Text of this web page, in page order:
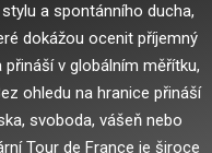
a spontánního ducha,
dokážou ocenit příjemný
v globálním měřítku,
ohledu na hranice přináší
svoboda, vášeň nebo
Tour de France je široce